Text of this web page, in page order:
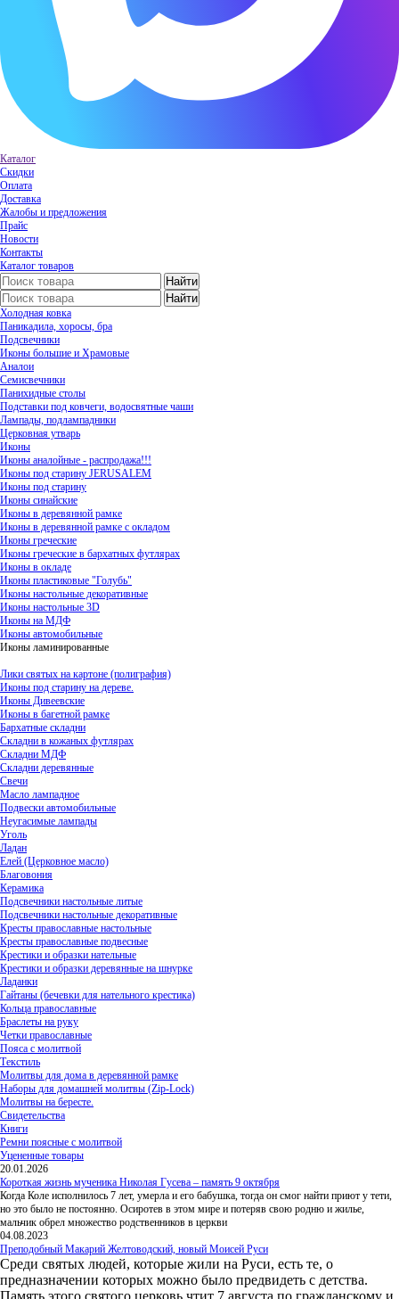
Каталог
Скидки
Оплата
Доставка
Жалобы и предложения
Прайс
Новости
Контакты
Каталог товаров
Холодная ковка
Паникадила, хоросы, бра
Подсвечники
Иконы большие и Храмовые
Аналои
Семисвечники
Панихидные столы
Подставки под ковчеги, водосвятные чаши
Лампады, подлампадники
Церковная утварь
Иконы
Иконы аналойные - распродажа!!!
Иконы под старину JERUSALEM
Иконы под старину
Иконы синайские
Иконы в деревянной рамке
Иконы в деревянной рамке с окладом
Иконы греческие
Иконы греческие в бархатных футлярах
Иконы в окладе
Иконы пластиковые "Голубь"
Иконы настольные декоративные
Иконы настольные 3D
Иконы на МДФ
Иконы автомобильные
Иконы ламинированные
Лики святых на картоне (полиграфия)
Иконы под старину на дереве.
Иконы Дивеевские
Иконы в багетной рамке
Бархатные складни
Складни в кожаных футлярах
Складни МДФ
Складни деревянные
Свечи
Масло лампадное
Подвески автомобильные
Неугасимые лампады
Уголь
Ладан
Елей (Церковное масло)
Благовония
Керамика
Подсвечники настольные литые
Подсвечники настольные декоративные
Кресты православные настольные
Кресты православные подвесные
Крестики и образки нательные
Крестики и образки деревянные на шнурке
Ладанки
Гайтаны (бечевки для нательного крестика)
Кольца православные
Браслеты на руку
Четки православные
Пояса с молитвой
Текстиль
Молитвы для дома в деревянной рамке
Наборы для домашней молитвы (Zip-Lock)
Молитвы на бересте.
Свидетельства
Книги
Ремни поясные с молитвой
Уцененные товары
20.01.2026
Короткая жизнь мученика Николая Гусева – память 9 октября
Когда Коле исполнилось 7 лет, умерла и его бабушка, тогда он смог найти приют у тети,
но это было не постоянно. Осиротев в этом мире и потеряв свою родню и жилье,
мальчик обрел множество родственников в церкви
04.08.2023
Преподобный Макарий Желтоводский, новый Моисей Руси
Среди святых людей, которые жили на Руси, есть те, о
предназначении которых можно было предвидеть с детства.
Память этого святого церковь чтит 7 августа по гражданскому и